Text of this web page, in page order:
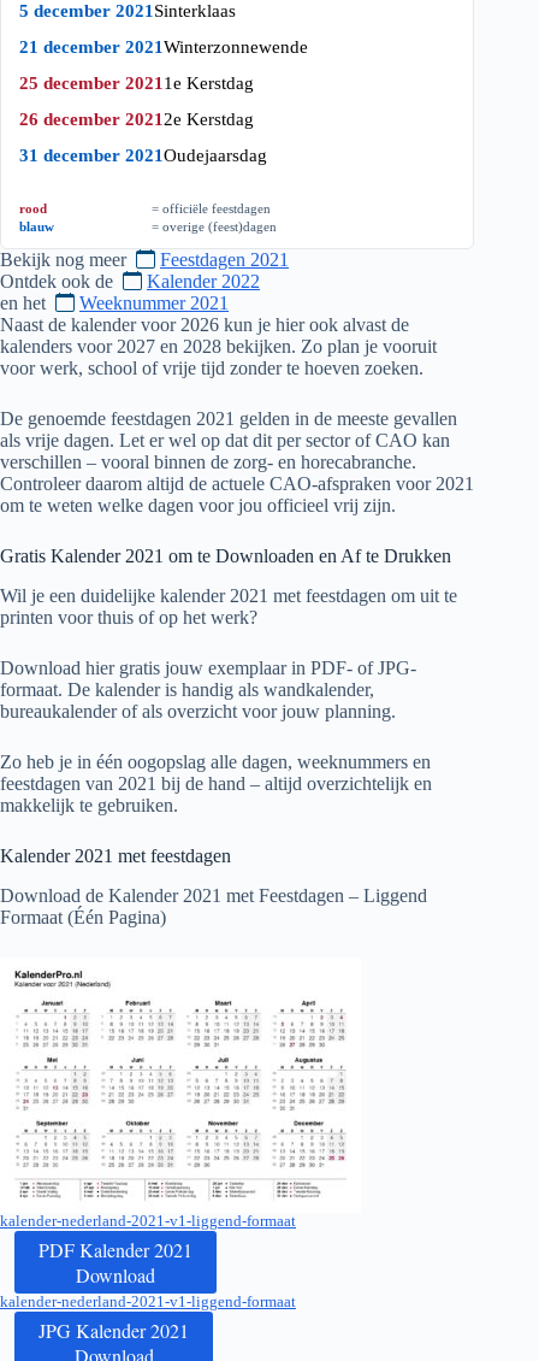
5 december 2021Sinterklaas
21 december 2021Winterzonnewende
25 december 20211e Kerstdag
26 december 20212e Kerstdag
31 december 2021Oudejaarsdag
rood
= officiële feestdagen
blauw
= overige (feest)dagen
Bekijk nog meer
Feestdagen 2021
Ontdek ook de
Kalender 2022
en het
Weeknummer 2021
Naast de kalender voor 2026 kun je hier ook alvast de
kalenders voor 2027 en 2028 bekijken. Zo plan je vooruit
voor werk, school of vrije tijd zonder te hoeven zoeken.
De genoemde feestdagen 2021 gelden in de meeste gevallen
als vrije dagen. Let er wel op dat dit per sector of CAO kan
verschillen – vooral binnen de zorg- en horecabranche.
Controleer daarom altijd de actuele CAO-afspraken voor 2021
om te weten welke dagen voor jou officieel vrij zijn.
Gratis Kalender 2021 om te Downloaden en Af te Drukken
Wil je een duidelijke kalender 2021 met feestdagen om uit te
printen voor thuis of op het werk?
Download hier gratis jouw exemplaar in PDF- of JPG-
formaat. De kalender is handig als wandkalender,
bureaukalender of als overzicht voor jouw planning.
Zo heb je in één oogopslag alle dagen, weeknummers en
feestdagen van 2021 bij de hand – altijd overzichtelijk en
makkelijk te gebruiken.
Kalender 2021 met feestdagen
Download de Kalender 2021 met Feestdagen – Liggend
Formaat (Één Pagina)
kalender-nederland-2021-v1-liggend-formaat
PDF Kalender 2021
Download
kalender-nederland-2021-v1-liggend-formaat
JPG Kalender 2021
Download